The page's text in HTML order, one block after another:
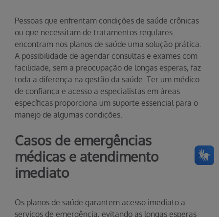
Pessoas que enfrentam condições de saúde crônicas
ou que necessitam de tratamentos regulares
encontram nos planos de saúde uma solução prática.
A possibilidade de agendar consultas e exames com
facilidade, sem a preocupação de longas esperas, faz
toda a diferença na gestão da saúde. Ter um médico
de confiança e acesso a especialistas em áreas
específicas proporciona um suporte essencial para o
manejo de algumas condições.
Casos de emergências
médicas e atendimento
imediato
Os planos de saúde garantem acesso imediato a
serviços de emergência, evitando as longas esperas